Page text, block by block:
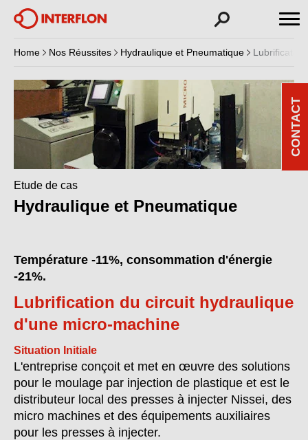
Home Nos Réussites Hydraulique et Pneumatique
Etude de cas
Hydraulique et Pneumatique
Température -11%, consommation d'énergie
-21%.
Lubrification du circuit hydraulique
d'une micro-machine
Situation Initiale
L'entreprise conçoit et met en œuvre des solutions
pour le moulage par injection de plastique et est le
distributeur local des presses à injecter Nissei, des
micro machines et des équipements auxiliaires
pour les presses à injecter.
CONTACT